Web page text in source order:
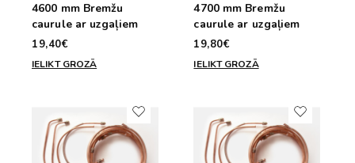
4600 mm Bremžu
caurule ar uzgaļiem
19,40€
IELIKT GROZĀ
4700 mm Bremžu
caurule ar uzgaļiem
19,80€
IELIKT GROZĀ